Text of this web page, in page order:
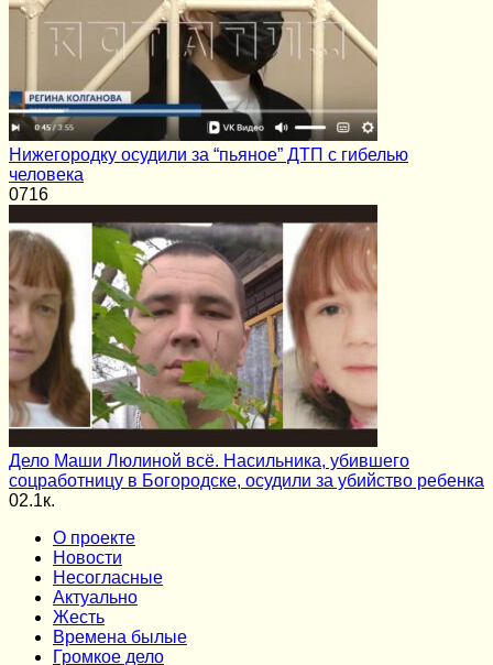
Нижегородку осудили за “пьяное” ДТП с гибелью
человека
0716
Дело Маши Люлиной всё. Насильника, убившего
соцработницу в Богородске, осудили за убийство ребенка
02.1к.
О проекте
Новости
Несогласные
Актуально
Жесть
Времена былые
Громкое дело